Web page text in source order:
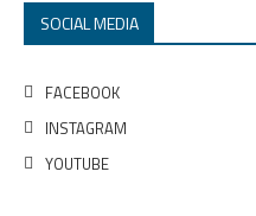
SOCIAL MEDIA
FACEBOOK
INSTAGRAM
YOUTUBE